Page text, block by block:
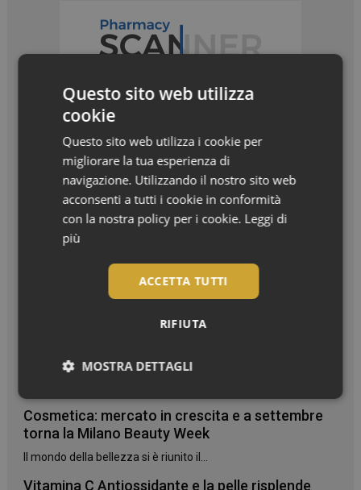
I più letti
Bentornato, settembre! La nuova stagione in
danneggiati
Cosmetica: mercato in crescita e a settembre
torna la Milano Beauty Week
Il mondo della bellezza si è riunito il...
Vitamina C Antiossidante e la pelle risplende
Questo sito web utilizza
cookie
Questo sito web utilizza i cookie per
migliorare la tua esperienza di
navigazione. Utilizzando il nostro sito web
acconsenti a tutti i cookie in conformità
con la nostra policy per i cookie. Leggi di
più
ACCETTA TUTTI
RIFIUTA
MOSTRA DETTAGLI
Necessari